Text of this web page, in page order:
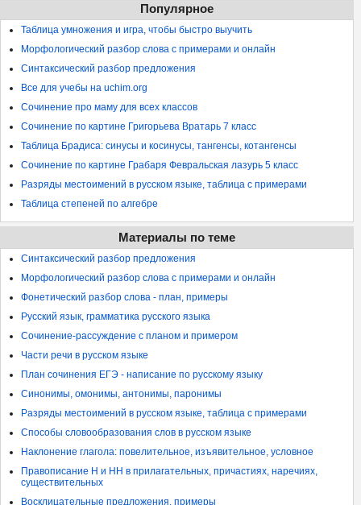
Популярное
Таблица умножения и игра, чтобы быстро выучить
Морфологический разбор слова с примерами и онлайн
Синтаксический разбор предложения
Все для учебы на uchim.org
Сочинение про маму для всех классов
Сочинение по картине Григорьева Вратарь 7 класс
Таблица Брадиса: синусы и косинусы, тангенсы, котангенсы
Сочинение по картине Грабаря Февральская лазурь 5 класс
Разряды местоимений в русском языке, таблица с примерами
Таблица степеней по алгебре
Материалы по теме
Синтаксический разбор предложения
Морфологический разбор слова с примерами и онлайн
Фонетический разбор слова - план, примеры
Русский язык, грамматика русского языка
Сочинение-рассуждение с планом и примером
Части речи в русском языке
План сочинения ЕГЭ - написание по русскому языку
Синонимы, омонимы, антонимы, паронимы
Разряды местоимений в русском языке, таблица с примерами
Способы словообразования слов в русском языке
Наклонение глагола: повелительное, изъявительное, условное
Правописание Н и НН в прилагательных, причастиях, наречиях,
существительных
Восклицательные предложения, примеры